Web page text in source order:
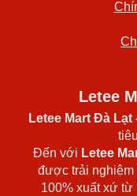
Letee
Letee Mart Đà Lạt
Đến với Letee
được trải nghiệm
100% xuất xứ từ